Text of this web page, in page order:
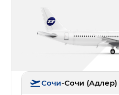
Сочи-Сочи (Адлер)